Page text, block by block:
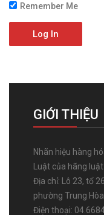
Remember Me
Log In
GIỚI THIỆU
Nhãn hiệu hàng
Luật của hãng
Địa chỉ: Lô 23, tổ
phường Trung
Điện thoại: